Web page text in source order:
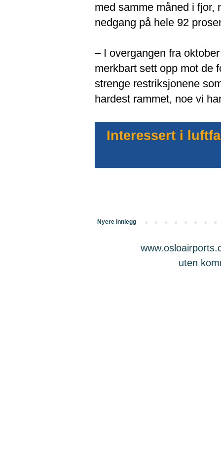
med samme måned i fjor,
nedgang på hele 92
– I overgangen fra
merkbart sett opp mot de
strenge restriksjonene
hardest rammet, noe vi
Interessert i
Nyere innlegg
uten